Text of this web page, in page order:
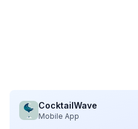
CocktailWave
Mobile App